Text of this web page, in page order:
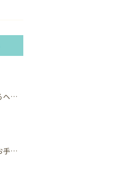
綺麗な髪を創造するヘアサロン⭐︎
美しさを引き出すお手伝い✨